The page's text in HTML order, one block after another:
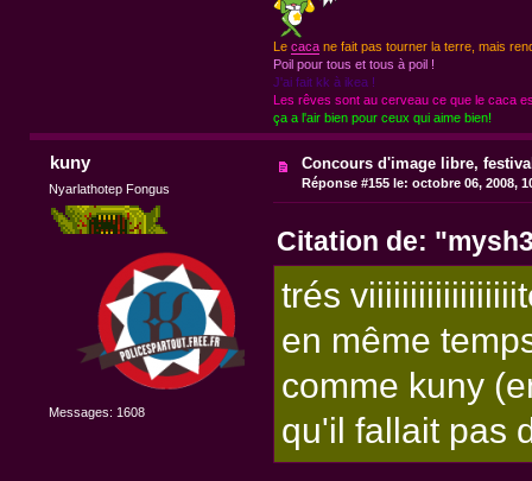
Le cacane fait pas tourner la terre, mais
Poil pour tous et tous à poil !
J'ai fait kk à ikea !
Les rêves sont au cerveau ce que le caca
ça a l'air bien pour ceux qui aime bien!
kuny
Nyarlathotep Fongus
Messages: 1608
Concours d'image libre,
Réponse #155 le: octobre 06, 2008,
Citation de:
trés
en même
comme kuny
qu'il fallait pas